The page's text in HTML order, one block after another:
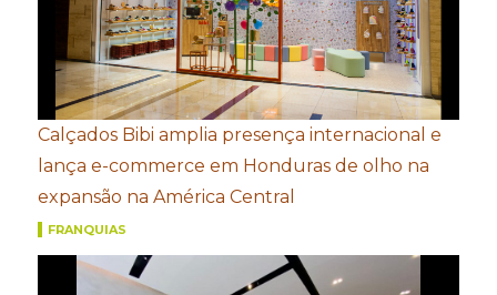
Calçados Bibi amplia presença internacional e
lança e-commerce em Honduras de olho na
expansão na América Central
FRANQUIAS